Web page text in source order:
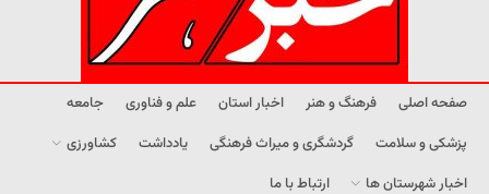
صفحه اصلی فرهنگ و هنر اخبار استان علم و فناوری
جامعه
پزشکی و سلامت
گردشگری و میراث فرهنگی یادداشت
کشاورزی
اخبار شهرستان ها
ارتباط با ما